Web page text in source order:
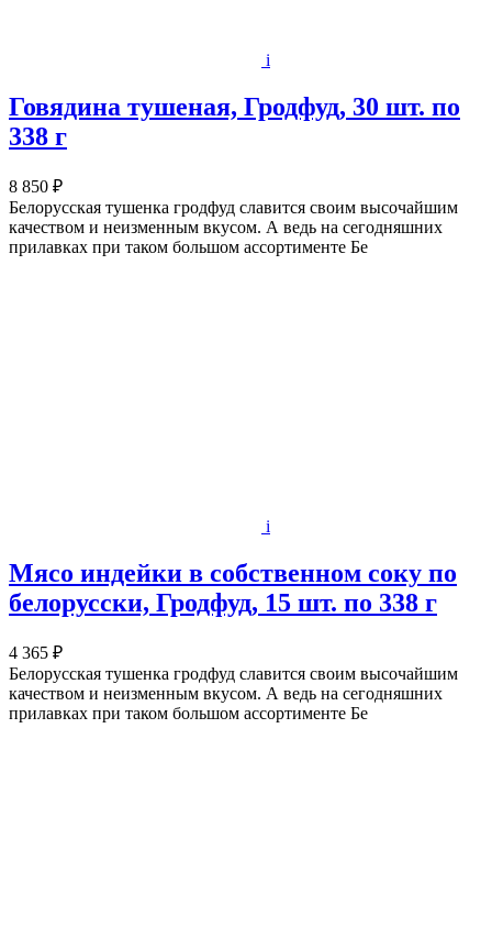
i
Говядина тушеная, Гродфуд, 30 шт. по
338 г
8 850 ₽
Белорусская тушенка гродфуд славится своим высочайшим
качеством и неизменным вкусом. А ведь на сегодняшних
прилавках при таком большом ассортименте Бе
i
Мясо индейки в собственном соку по
белорусски, Гродфуд, 15 шт. по 338 г
4 365 ₽
Белорусская тушенка гродфуд славится своим высочайшим
качеством и неизменным вкусом. А ведь на сегодняшних
прилавках при таком большом ассортименте Бе